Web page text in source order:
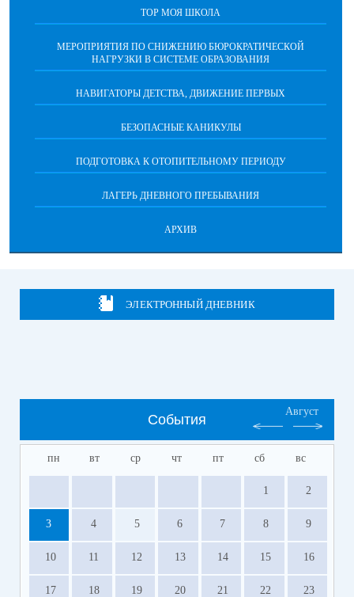
ТОР МОЯ ШКОЛА
МЕРОПРИЯТИЯ ПО СНИЖЕНИЮ БЮРОКРАТИЧЕСКОЙ
НАГРУЗКИ В СИСТЕМЕ ОБРАЗОВАНИЯ
НАВИГАТОРЫ ДЕТСТВА, ДВИЖЕНИЕ ПЕРВЫХ
БЕЗОПАСНЫЕ КАНИКУЛЫ
ПОДГОТОВКА К ОТОПИТЕЛЬНОМУ ПЕРИОДУ
ЛАГЕРЬ ДНЕВНОГО ПРЕБЫВАНИЯ
АРХИВ
ЭЛЕКТРОННЫЙ ДНЕВНИК
События
Август
пн вт ср чт пт сб вс
1 2
3 4 5 6 7 8 9
10 11 12 13 14 15 16
17 18 19 20 21 22 23